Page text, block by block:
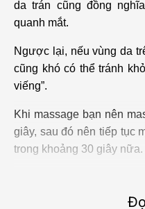
da trán cũng đồng
quanh mắt.
Ngược lại, nếu vùng da
cũng khó có thể tránh
viếng”.
Khi massage bạn nên
giây, sau đó nên tiếp tục
trong khoảng 30 giây nữa.
vùng mắt, giảm thiểu